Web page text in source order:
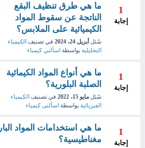
1
إجابة
ما هي طرق تنظيف البقع
الناتجة عن سقوط المواد
الكيميائية على الملابس؟
سُئل أبريل 24، 2024 في تصنيف الكيمياء
التحليلية بواسطة اسألني كيمياء
1
إجابة
ما هي أنواع المواد الكيمائية
الصلبة البلورية؟
سُئل مايو 15، 2022 في تصنيف الكيمياء
الفيزيائية بواسطة اسألنى كيمياء
1
إجابة
ما هي استخدامات المواد البارا
مغناطيسية؟